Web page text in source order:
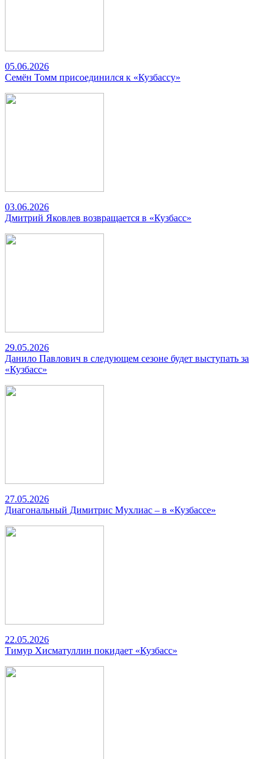
05.06.2026
Семён Томм присоединился к «Кузбассу»
03.06.2026
Дмитрий Яковлев возвращается в «Кузбасс»
29.05.2026
Данило Павлович в следующем сезоне будет выступать за
«Кузбасс»
27.05.2026
Диагональный Димитрис Мухлиас – в «Кузбассе»
22.05.2026
Тимур Хисматуллин покидает «Кузбасс»